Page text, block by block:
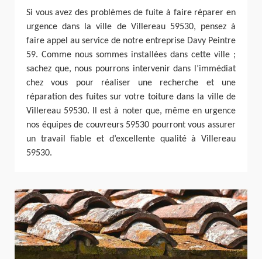
Si vous avez des problèmes de fuite à faire réparer en
urgence dans la ville de Villereau 59530, pensez à
faire appel au service de notre entreprise Davy Peintre
59. Comme nous sommes installées dans cette ville ;
sachez que, nous pourrons intervenir dans l’immédiat
chez vous pour réaliser une recherche et une
réparation des fuites sur votre toiture dans la ville de
Villereau 59530. Il est à noter que, même en urgence
nos équipes de couvreurs 59530 pourront vous assurer
un travail fiable et d’excellente qualité à Villereau
59530.